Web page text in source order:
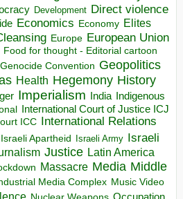
Development Direct violence
Economics Economy Elites
Europe European Union
Food for thought - Editorial cartoon
Genocide Convention Geopolitics
Health Hegemony History
Imperialism India Indigenous
International Court of Justice ICJ
ICC International Relations
Israeli Apartheid Israeli Army Israeli
Justice Latin America
Massacre Media Middle
Media Complex Music Video
Occupation